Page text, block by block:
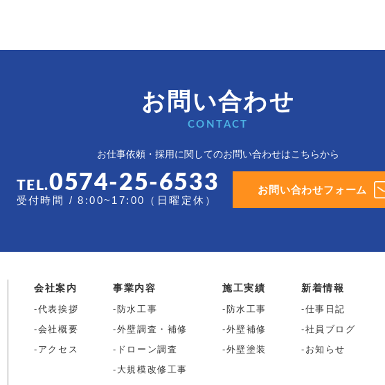
お問い合わせ
CONTACT
お仕事依頼・採用に関してのお問い合わせはこちらから
TEL.0574-25-6533
受付時間 / 8:00~17:00（日曜定休）
お問い合わせフォーム
会社案内
代表挨拶
会社概要
アクセス
事業内容
防水工事
外壁調査・補修
ドローン調査
大規模改修工事
施工実績
防水工事
外壁補修
外壁塗装
新着情報
仕事日記
社員ブログ
お知らせ